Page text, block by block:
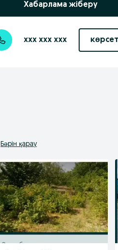
Хабарлама жіберу
xxx xxx xxx
Бәрін қарау